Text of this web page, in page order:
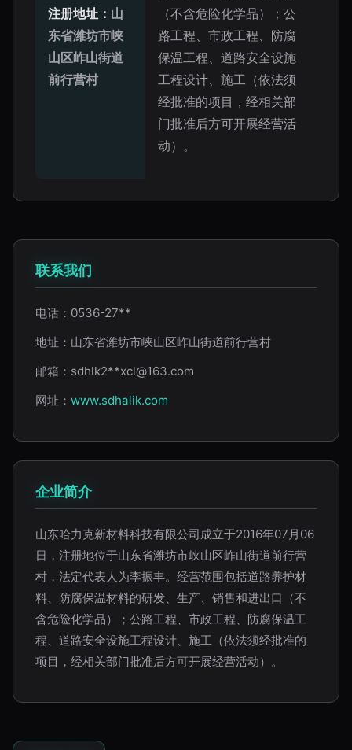
注册地址： 山
东省潍坊市峡
山区岞山街道
前行营村
（不含危险化学品）；公
路工程、市政工程、防腐
保温工程、道路安全设施
工程设计、施工（依法须
经批准的项目，经相关部
门批准后方可开展经营活
动）。
联系我们
电话：0536-27**
地址：山东省潍坊市峡山区岞山街道前行营村
邮箱：sdhlk2**xcl@163.com
网址： www.sdhalik.com
企业简介
山东哈力克新材料科技有限公司成立于2016年07月06
日，注册地位于山东省潍坊市峡山区岞山街道前行营
村，法定代表人为李振丰。经营范围包括道路养护材
料、防腐保温材料的研发、生产、销售和进出口（不
含危险化学品）；公路工程、市政工程、防腐保温工
程、道路安全设施工程设计、施工（依法须经批准的
项目，经相关部门批准后方可开展经营活动）。